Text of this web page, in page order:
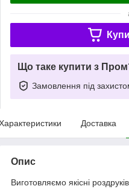
Що таке купити з
Замовлення під
Доставка
Опис
Виготовляємо якісні